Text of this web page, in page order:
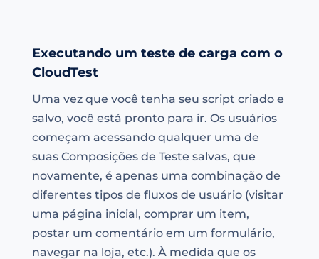
Executando um teste de carga com o
CloudTest
Uma vez que você tenha seu script criado e
salvo, você está pronto para ir. Os usuários
começam acessando qualquer uma de
suas Composições de Teste salvas, que
novamente, é apenas uma combinação de
diferentes tipos de fluxos de usuário (visitar
uma página inicial, comprar um item,
postar um comentário em um formulário,
navegar na loja, etc.). À medida que os